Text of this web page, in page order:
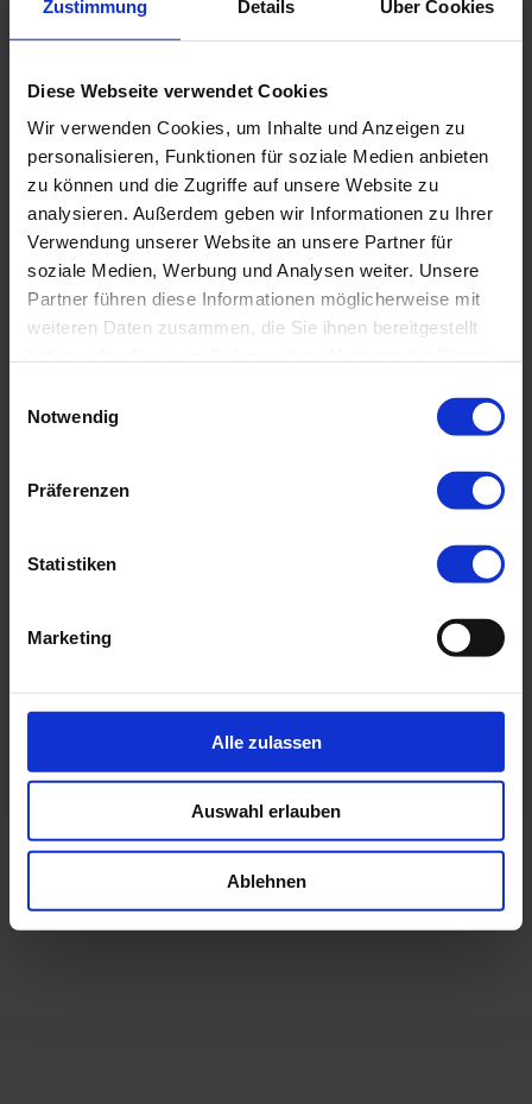
Zustimmung Details Über Cookies
Diese Webseite verwendet Cookies
Wir verwenden Cookies, um Inhalte und Anzeigen zu
personalisieren, Funktionen für soziale Medien anbieten
zu können und die Zugriffe auf unsere Website zu
analysieren. Außerdem geben wir Informationen zu Ihrer
Verwendung unserer Website an unsere Partner für
soziale Medien, Werbung und Analysen weiter. Unsere
Partner führen diese Informationen möglicherweise mit
weiteren Daten zusammen, die Sie ihnen bereitgestellt
Notwendig
Präferenzen
Statistiken
Marketing
Alle zulassen
Auswahl erlauben
Ablehnen
Besuchen Sie uns auf unserem Stand. Wir
beraten Sie gerne.
DICO FORUM 2022
27. – 28.09.2022
Maritim proArte Hotel Berlin
PROXORA Stand-Nr. 19
www.dico-forum.de
Unser Team freut sich auf auch auf Ihren
Donnerstag, 22.09.2022
Schönbrunn, Wien
www.compliance-praxis.at/events
www.proxora.com/team
←ISO 27001 und TISAX – effiziente